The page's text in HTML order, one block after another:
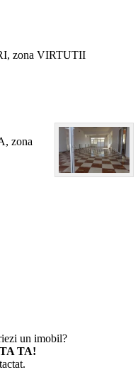
zona VIRTUTII
zona
un imobil?
TA!